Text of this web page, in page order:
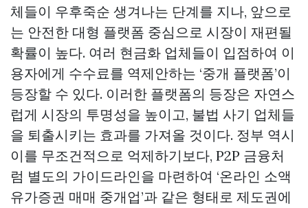
체들이 우후죽순 생겨나는 단계를 지나, 앞으로
는 안전한 대형 플랫폼 중심으로 시장이 재편될
확률이 높다. 여러 현금화 업체들이 입점하여 이
용자에게 수수료를 역제안하는 ‘중개 플랫폼’이
등장할 수 있다. 이러한 플랫폼의 등장은 자연스
럽게 시장의 투명성을 높이고, 불법 사기 업체들
을 퇴출시키는 효과를 가져올 것이다. 정부 역시
이를 무조건적으로 억제하기보다, P2P 금융처
럼 별도의 가이드라인을 마련하여 ‘온라인 소액
유가증권 매매 중개업’과 같은 형태로 제도권에